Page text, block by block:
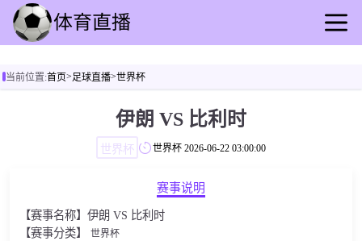
足球直播
其他转播
当前位置:首页>足球直播>世界杯
伊朗 VS 比利时
世界杯 世界杯 2026-06-22 03:00:00
赛事说明
【赛事名称】伊朗 VS 比利时
【赛事分类】 世界杯